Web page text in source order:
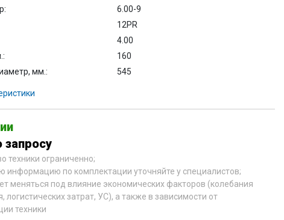
6.00-9
12PR
4.00
160
мм.:
545
запросу
техники ограниченно;
информацию по комплектации уточняйте у специалистов;
меняться под влияние экономических факторов (колебания
логистических затрат, УС), а также в зависимости от
техники